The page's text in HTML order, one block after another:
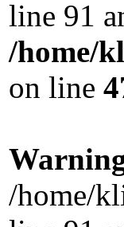
line 91
/home/
on line
/home/